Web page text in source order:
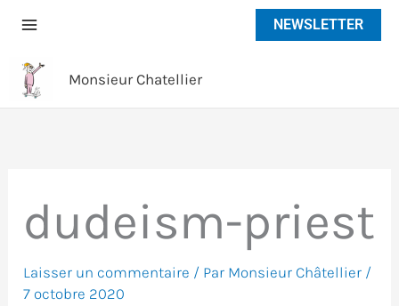
NEWSLETTER
Monsieur Chatellier
dudeism-priest
Laisser un commentaire / Par Monsieur Châtellier /
7 octobre 2020